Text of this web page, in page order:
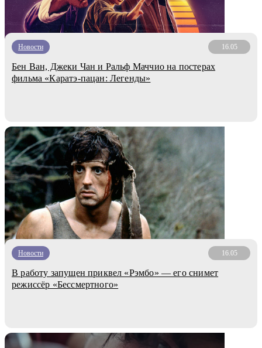
Новости 16.05
Бен Ван, Джеки Чан и Ральф Маччио на постерах
фильма «Каратэ-пацан: Легенды»
Новости 16.05
В работу запущен приквел «Рэмбо» — его снимет
режиссёр «Бессмертного»